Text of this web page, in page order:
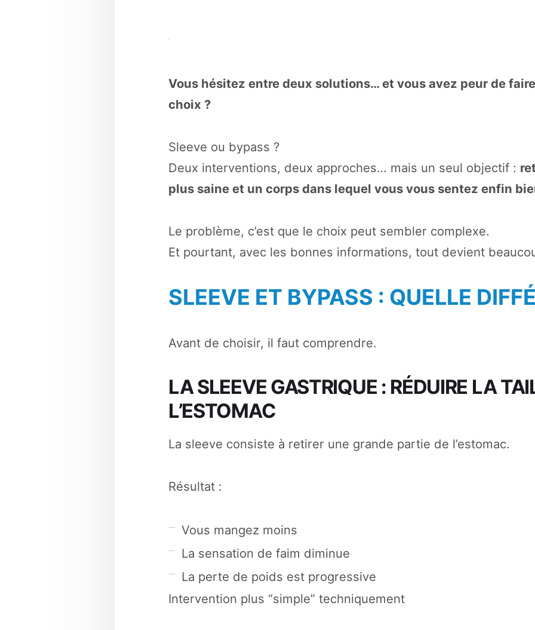
Vous hésitez entre deux solutions… et vous avez peur de
choix ?
Sleeve ou bypass ?
Deux interventions, deux approches… mais un seul objectif :
plus saine et un corps dans lequel vous vous sentez enfin
Le problème, c’est que le choix peut sembler complexe.
Et pourtant, avec les bonnes informations, tout devient
SLEEVE ET BYPASS : QUELLE
Avant de choisir, il faut comprendre.
LA SLEEVE GASTRIQUE : RÉDUIRE LA
L’ESTOMAC
La sleeve consiste à retirer une grande partie de l’estomac.
Résultat :
Vous mangez moins
La sensation de faim diminue
La perte de poids est progressive
Intervention plus “simple” techniquement